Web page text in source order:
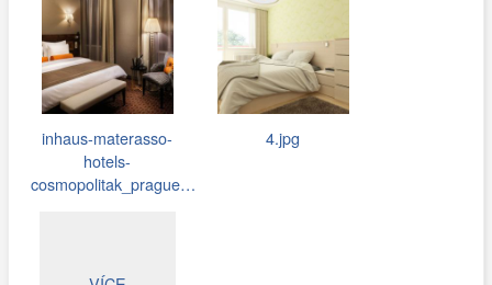
inhaus-materasso-
hotels-
cosmopolitak_prague…
4.jpg